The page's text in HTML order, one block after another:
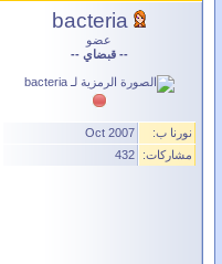
bacteria
عضو
-- قبضاي --
نورنا ب:
Oct 2007
مشاركات:
432